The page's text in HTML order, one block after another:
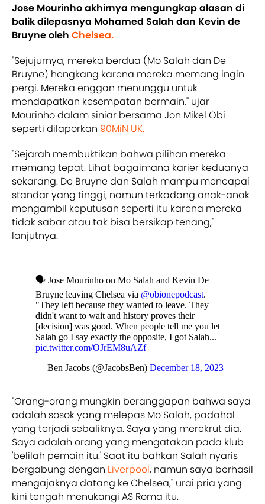
Jose Mourinho akhirnya mengungkap alasan di
balik dilepasnya Mohamed Salah dan Kevin de
Bruyne oleh Chelsea.
"Sejujurnya, mereka berdua (Mo Salah dan De
Bruyne) hengkang karena mereka memang ingin
pergi. Mereka enggan menunggu untuk
mendapatkan kesempatan bermain," ujar
Mourinho dalam siniar bersama Jon Mikel Obi
seperti dilaporkan 90MiN UK.
"Sejarah membuktikan bahwa pilihan mereka
memang tepat. Lihat bagaimana karier keduanya
sekarang. De Bruyne dan Salah mampu mencapai
standar yang tinggi, namun terkadang anak-anak
mengambil keputusan seperti itu karena mereka
tidak sabar atau tak bisa bersikap tenang,"
lanjutnya.
🗣️ Jose Mourinho on Mo Salah and Kevin De
Bruyne leaving Chelsea via @obionepodcast.
"They left because they wanted to leave. They
didn't want to wait and history proves their
[decision] was good. When people tell me you let
Salah go I say exactly the opposite, I got Salah...
pic.twitter.com/OJrEM8uAZf
— Ben Jacobs (@JacobsBen) December 18, 2023
"Orang-orang mungkin beranggapan bahwa saya
adalah sosok yang melepas Mo Salah, padahal
yang terjadi sebaliknya. Saya yang merekrut dia.
Saya adalah orang yang mengatakan pada klub
'belilah pemain itu.' Saat itu bahkan Salah nyaris
bergabung dengan Liverpool, namun saya berhasil
mengajaknya datang ke Chelsea," urai pria yang
kini tengah menukangi AS Roma itu.